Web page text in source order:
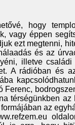
hogy
vagy éppen
ezt megtenni,
és az
illetve
A rádióban és
Ferenc,
térségünkben
az